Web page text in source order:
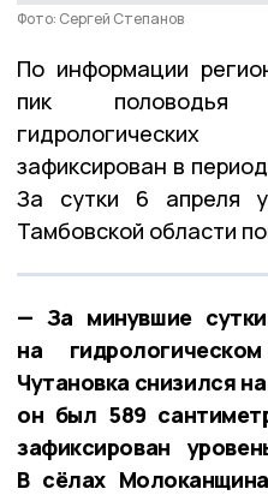
Фото: Сергей Степанов
По информации
пик половодья
зафиксирован в
За сутки 6 апреля
Тамбовской области
— За минувшие
на
Чутановка снизился
он был 589
зафиксирован
В сёлах